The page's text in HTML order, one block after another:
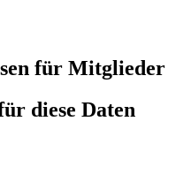
für Mitglieder
diese Daten